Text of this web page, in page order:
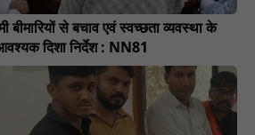
बीमारियों से बचाव एवं स्वच्छता व्यवस्था के
दिशा निर्देश : NN81